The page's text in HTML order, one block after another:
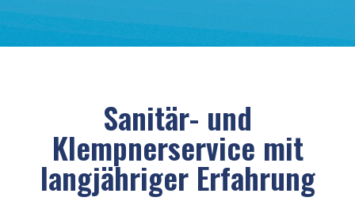
Sanitär- und
Klempnerservice mit
langjähriger Erfahrung